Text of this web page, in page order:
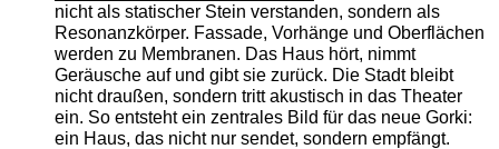
nicht als statischer Stein verstanden, sondern als
Resonanzkörper. Fassade, Vorhänge und Oberflächen
werden zu Membranen. Das Haus hört, nimmt
Geräusche auf und gibt sie zurück. Die Stadt bleibt
nicht draußen, sondern tritt akustisch in das Theater
ein. So entsteht ein zentrales Bild für das neue Gorki:
ein Haus, das nicht nur sendet, sondern empfängt.